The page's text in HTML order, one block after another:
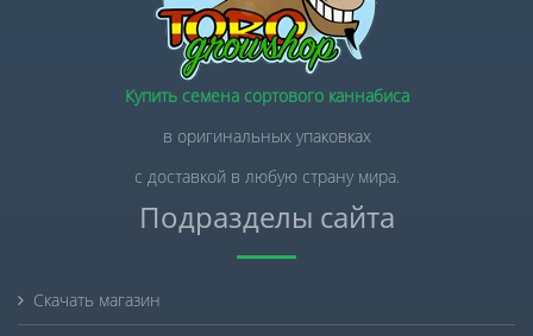
Купить семена сортового каннабиса
в оригинальных упаковках
с доставкой в любую страну мира.
Подразделы сайта
Скачать магазин